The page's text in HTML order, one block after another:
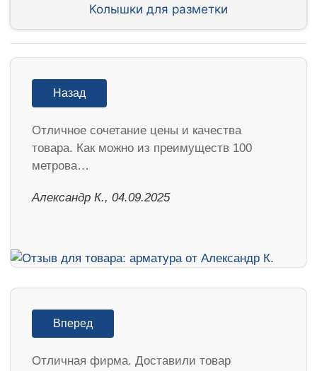
Колышки для разметки
Назад
Отличное сочетание цены и качества
товара. Как можно из преимуществ 100
метрова…
Александр К., 04.09.2025
Вперед
Отличная фирма. Доставили товар